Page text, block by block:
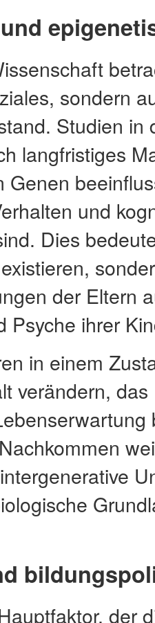
sondern
Studien
langfristiges
Genen
und
Dies
der Eltern
Psyche ihrer
in einem
verändern,
der